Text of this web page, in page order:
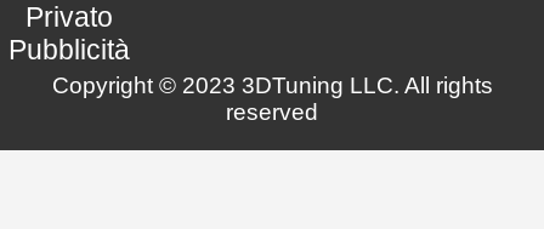
Privato
Pubblicità
Copyright © 2023 3DTuning LLC. All rights
reserved